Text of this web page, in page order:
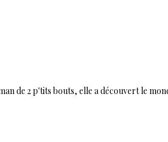
de 2 p'tits bouts, elle a découvert le